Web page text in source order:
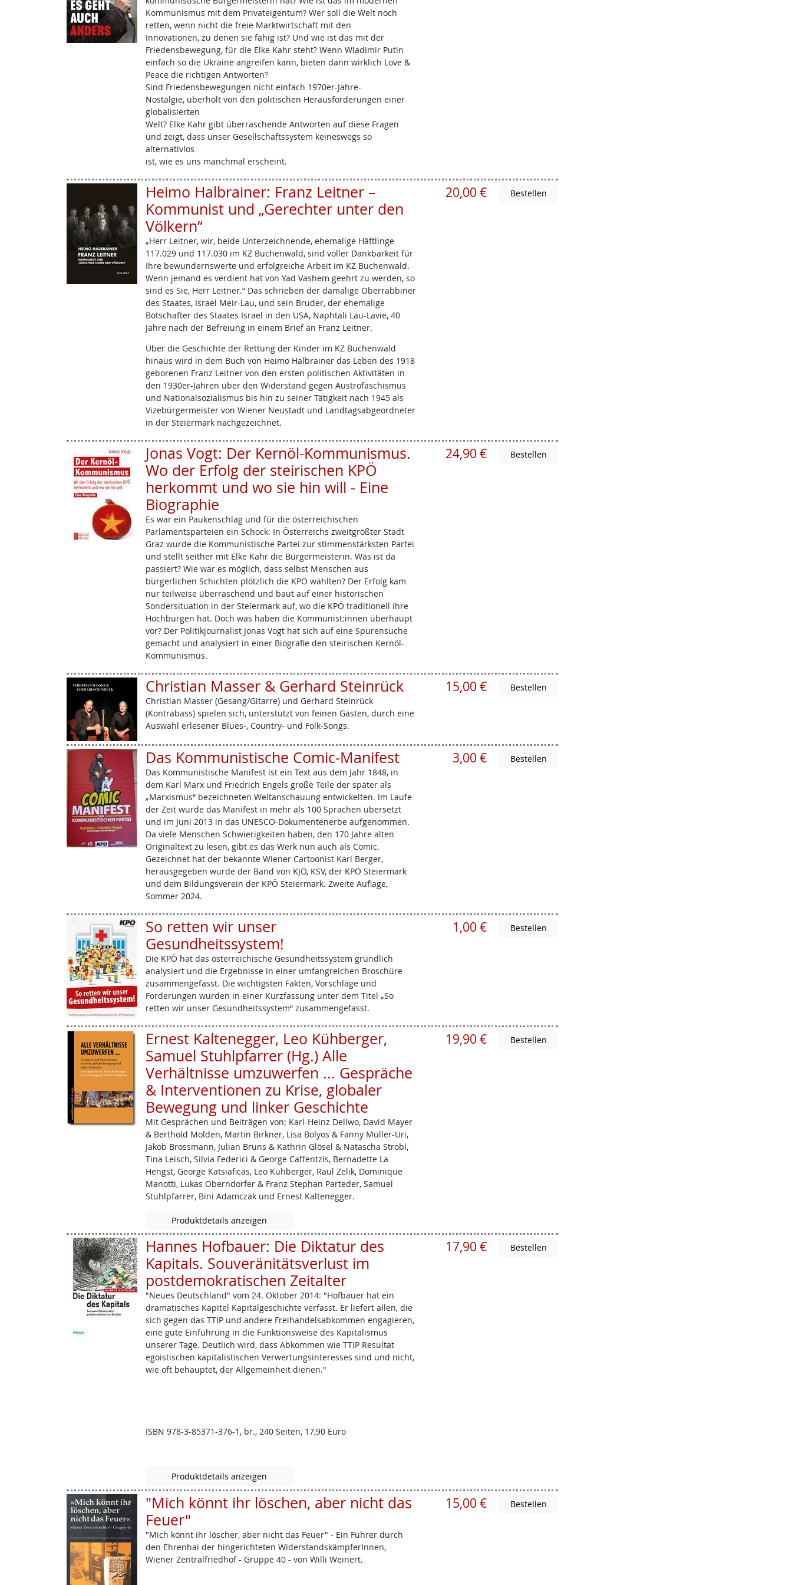
Kommunismus mit dem Privateigentum? Wer soll die Welt noch
retten, wenn nicht die freie Marktwirtschaft mit den
Innovationen, zu denen sie fähig ist? Und wie ist das mit der
Friedensbewegung, für die Elke Kahr steht? Wenn Wladimir Putin
einfach so die Ukraine angreifen kann, bieten dann wirklich Love &
Peace die richtigen Antworten?
Sind Friedensbewegungen nicht einfach 1970er-Jahre-
Nostalgie, überholt von den politischen Herausforderungen einer
globalisierten
Welt? Elke Kahr gibt überraschende Antworten auf diese Fragen
und zeigt, dass unser Gesellschaftssystem keineswegs so
alternativlos
ist, wie es uns manchmal erscheint.
Heimo Halbrainer: Franz Leitner –
Kommunist und „Gerechter unter den
Völkern“
„Herr Leitner, wir, beide Unterzeichnende, ehemalige Häftlinge
117.029 und 117.030 im KZ Buchenwald, sind voller Dankbarkeit für
Ihre bewundernswerte und erfolgreiche Arbeit im KZ Buchenwald.
Wenn jemand es verdient hat von Yad Vashem geehrt zu werden, so
sind es Sie, Herr Leitner.“ Das schrieben der damalige Oberrabbiner
des Staates, Israel Meir-Lau, und sein Bruder, der ehemalige
Botschafter des Staates Israel in den USA, Naphtali Lau-Lavie, 40
Jahre nach der Befreiung in einem Brief an Franz Leitner.
Über die Geschichte der Rettung der Kinder im KZ Buchenwald
hinaus wird in dem Buch von Heimo Halbrainer das Leben des 1918
geborenen Franz Leitner von den ersten politischen Aktivitäten in
den 1930er-Jahren über den Widerstand gegen Austrofaschismus
und Nationalsozialismus bis hin zu seiner Tätigkeit nach 1945 als
Vizebürgermeister von Wiener Neustadt und Landtagsabgeordneter
in der Steiermark nachgezeichnet.
20,00 €
Jonas Vogt: Der Kernöl-Kommunismus.
Wo der Erfolg der steirischen KPÖ
herkommt und wo sie hin will - Eine
Biographie
Es war ein Paukenschlag und für die österreichischen
Parlamentsparteien ein Schock: In Österreichs zweitgrößter Stadt
Graz wurde die Kommunistische Partei zur stimmenstärksten Partei
und stellt seither mit Elke Kahr die Bürgermeisterin. Was ist da
passiert? Wie war es möglich, dass selbst Menschen aus
bürgerlichen Schichten plötzlich die KPÖ wählten? Der Erfolg kam
nur teilweise überraschend und baut auf einer historischen
Sondersituation in der Steiermark auf, wo die KPÖ traditionell ihre
Hochburgen hat. Doch was haben die Kommunist:innen überhaupt
vor? Der Politikjournalist Jonas Vogt hat sich auf eine Spurensuche
gemacht und analysiert in einer Biografie den steirischen Kernöl-
Kommunismus.
24,90 €
Christian Masser & Gerhard Steinrück
Christian Masser (Gesang/Gitarre) und Gerhard Steinrück
(Kontrabass) spielen sich, unterstützt von feinen Gästen, durch eine
Auswahl erlesener Blues-, Country- und Folk-Songs.
15,00 €
Das Kommunistische Comic-Manifest
Das Kommunistische Manifest ist ein Text aus dem Jahr 1848, in
dem Karl Marx und Friedrich Engels große Teile der später als
„Marxismus“ bezeichneten Weltanschauung entwickelten. Im Laufe
der Zeit wurde das Manifest in mehr als 100 Sprachen übersetzt
und im Juni 2013 in das UNESCO-Dokumentenerbe aufgenommen.
Da viele Menschen Schwierigkeiten haben, den 170 Jahre alten
Originaltext zu lesen, gibt es das Werk nun auch als Comic.
Gezeichnet hat der bekannte Wiener Cartoonist Karl Berger,
herausgegeben wurde der Band von KJÖ, KSV, der KPÖ Steiermark
und dem Bildungsverein der KPÖ Steiermark. Zweite Auflage,
Sommer 2024.
3,00 €
So retten wir unser
Gesundheitssystem!
Die KPÖ hat das österreichische Gesundheitssystem gründlich
analysiert und die Ergebnisse in einer umfangreichen Broschüre
zusammengefasst. Die wichtigsten Fakten, Vorschläge und
Forderungen wurden in einer Kurzfassung unter dem Titel „So
retten wir unser Gesundheitssystem“ zusammengefasst.
1,00 €
Ernest Kaltenegger, Leo Kühberger,
Samuel Stuhlpfarrer (Hg.) Alle
Verhältnisse umzuwerfen ... Gespräche
& Interventionen zu Krise, globaler
Bewegung und linker Geschichte
Mit Gesprächen und Beiträgen von: Karl-Heinz ­Dellwo, David Mayer
& Berthold Molden, Martin Birkner, Lisa Bolyos & Fanny Müller­-Uri,
Jakob ­Brossmann, Julian Bruns & Kathrin Glösel & Natascha Strobl,
Tina Leisch, Silvia Federici & George ­Caffentzis, Bernadette La
Hengst, George Katsiaficas, Leo Kühberger, Raul Zelik, Dominique
Manotti, Lukas Oberndorfer & Franz Stephan Parteder, Samuel
Stuhlpfarrer, Bini Adamczak und Ernest Kaltenegger.
Produktdetails anzeigen
19,90 €
Hannes Hofbauer: Die Diktatur des
Kapitals. Souveränitätsverlust im
postdemokratischen Zeitalter
"Neues Deutschland" vom 24. Oktober 2014: "Hofbauer hat ein
dramatisches Kapitel Kapitalgeschichte verfasst. Er liefert allen, die
sich gegen das TTIP und andere Freihandelsabkommen engagieren,
eine gute Einführung in die Funktionsweise des Kapitalismus
unserer Tage. Deutlich wird, dass Abkommen wie TTIP Resultat
egoistischen kapitalistischen Verwertungsinteresses sind und nicht,
wie oft behauptet, der Allgemeinheit dienen."
ISBN 978-3-85371-376-1, br., 240 Seiten, 17,90 Euro
Produktdetails anzeigen
17,90 €
"Mich könnt ihr löschen, aber nicht das
Feuer"
"Mich könnt ihr löscher, aber nicht das Feuer" - Ein Führer durch
den Ehrenhai der hingerichteten WiderstandskämpferInnen,
Wiener Zentralfriedhof - Gruppe 40 - von Willi Weinert.
15,00 €